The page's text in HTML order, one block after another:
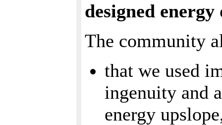
designed
The community
that we used
ingenuity and
energy